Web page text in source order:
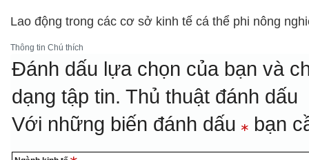
Lao động trong các cơ sở kinh tế cá thể phi nông
Thông tin Chú thích
Đánh dấu lựa chọn của bạn và
dạng tập tin.Thủ thuật đánh dấu
Với những biến đánh dấu bạn